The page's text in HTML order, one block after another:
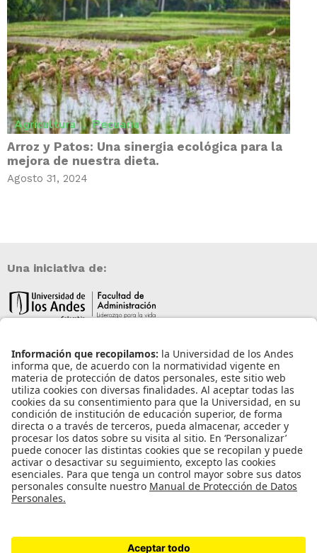
Agricultura , Pecuaria
Arroz y Patos: Una sinergia ecológica para la
mejora de nuestra dieta.
Agosto 31, 2024
Una iniciativa de:
Información de contacto
info@aneia.edu.co
Bogotá, Colombia
Enlaces de interés
Iniciar sesión
Política de tratamiento de datos personales
Contacto
Universidad de los Andes | Vigilada Mineducación
Reconocimiento como Universidad: Decreto 1297 del 30 de mayo de 1964.